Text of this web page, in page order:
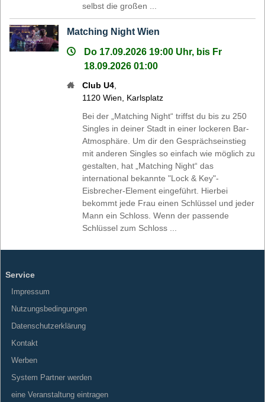
selbst die großen ...
Matching Night Wien
Do 17.09.2026 19:00 Uhr, bis Fr
18.09.2026 01:00
Club U4
1120 Wien
Karlsplatz
Bei der „Matching Night“ triffst du bis zu 250
Singles in deiner Stadt in einer lockeren Bar-
Atmosphäre. Um dir den Gesprächseinstieg
mit anderen Singles so einfach wie möglich zu
gestalten, hat „Matching Night“ das
international bekannte "Lock & Key"-
Eisbrecher-Element eingeführt. Hierbei
bekommt jede Frau einen Schlüssel und jeder
Mann ein Schloss. Wenn der passende
Schlüssel zum Schloss ...
Service
Impressum
Nutzungsbedingungen
Datenschutzerklärung
Kontakt
Werben
System Partner werden
eine Veranstaltung eintragen